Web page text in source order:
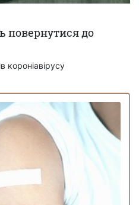
повернутися до
короніавірусу